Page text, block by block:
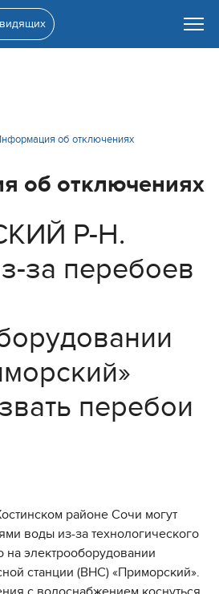
об отключениях
об отключениях
Р-Н.
за перебоев
перебои
районе Сочи могут
воды из-за технологического
электрооборудовании
станции (ВНС) «Приморский».